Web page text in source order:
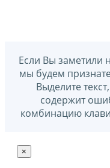
Если Вы заметили
мы будем
Выделите
содержит
комбинацию
×